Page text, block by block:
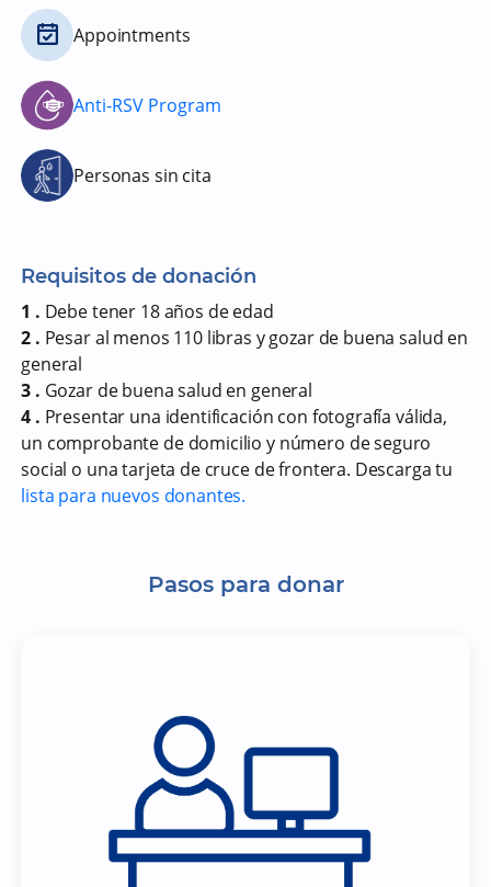
Appointments
Anti-RSV Program
Personas sin cita
Requisitos de donación
1 . Debe tener 18 años de edad
2 . Pesar al menos 110 libras y gozar de buena salud en
general
3 . Gozar de buena salud en general
4 . Presentar una identificación con fotografía válida,
un comprobante de domicilio y número de seguro
social o una tarjeta de cruce de frontera. Descarga tu
lista para nuevos donantes.
Pasos para donar